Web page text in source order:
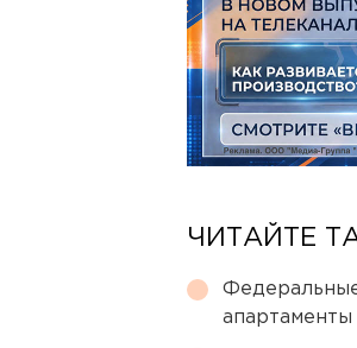
ЧИТАЙТЕ
апартаменты